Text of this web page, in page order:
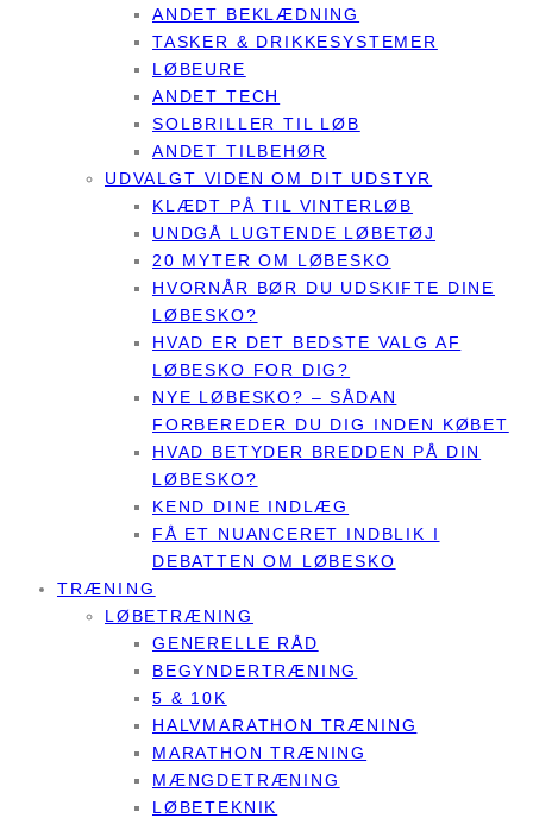
ANDET BEKLÆDNING
TASKER & DRIKKESYSTEMER
LØBEURE
ANDET TECH
SOLBRILLER TIL LØB
ANDET TILBEHØR
UDVALGT VIDEN OM DIT UDSTYR
KLÆDT PÅ TIL VINTERLØB
UNDGÅ LUGTENDE LØBETØJ
20 MYTER OM LØBESKO
HVORNÅR BØR DU UDSKIFTE DINE
LØBESKO?
HVAD ER DET BEDSTE VALG AF
LØBESKO FOR DIG?
NYE LØBESKO? – SÅDAN
FORBEREDER DU DIG INDEN KØBET
HVAD BETYDER BREDDEN PÅ DIN
LØBESKO?
KEND DINE INDLÆG
FÅ ET NUANCERET INDBLIK I
DEBATTEN OM LØBESKO
TRÆNING
LØBETRÆNING
GENERELLE RÅD
BEGYNDERTRÆNING
5 & 10K
HALVMARATHON TRÆNING
MARATHON TRÆNING
MÆNGDETRÆNING
LØBETEKNIK